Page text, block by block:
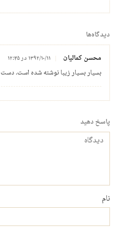
دیدگاه‌ها
محسن کمالیان ۱۳۹۲/۱۰/۱۱ در ۱۲:۴۵
بسیار بسیار زیبا نوشته شده است.
پاسخ دهید
دیدگاه
نام